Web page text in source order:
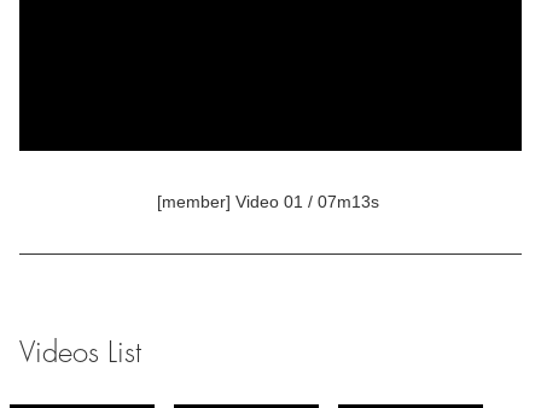
[member] Video 01 / 07m13s
Videos List